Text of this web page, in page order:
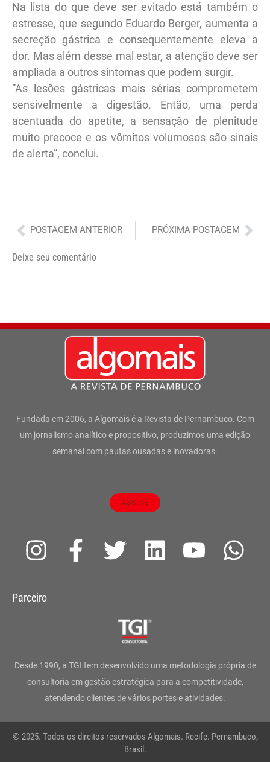
Na lista do que deve ser evitado está também o
estresse, que segundo Eduardo Berger, aumenta a
secreção gástrica e consequentemente eleva a
dor. Mas além desse mal estar, a atenção deve ser
ampliada a outros sintomas que podem surgir.
“As lesões gástricas mais sérias comprometem
sensivelmente a digestão. Então, uma perda
acentuada do apetite, a sensação de plenitude
muito precoce e os vômitos volumosos são sinais
de alerta”, conclui.
Anterior
POSTAGEM ANTERIOR PRÓXIMA POSTAGEM
Deixe seu comentário
Fundada em 2006, a Algomais é a Revista de Pernambuco. Com
um jornalismo analítico e propositivo, produzimos uma edição
semanal com pautas ousadas e inovadoras.
ASSINE
I
s
g
r
a
m
F
a
o
o
k
-
T
t
e
r
L
d
i
n
Y
b
e
W
a
p
Parceiro
Desde 1990, a TGI tem desenvolvido uma metodologia própria de
consultoria em gestão estratégica para a competitividade,
atendendo clientes de vários portes e atividades.
© 2025. Todos os direitos reservados Algomais. Recife. Pernambuco,
Brasil.